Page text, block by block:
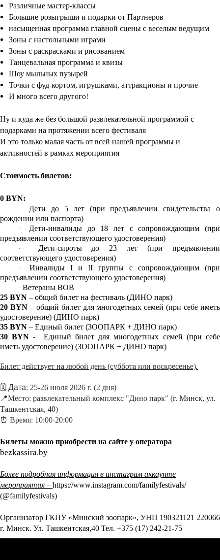
Различные мастер-классы
Большие розыгрыши и подарки от Партнеров
насыщенная программа главной сцены с веселым ведущим
Зоны с настольными играми
Зоны с раскрасками и рисованием
Танцевальная программа и квизы
Шоу мыльных пузырей
Точки с фуд-кортом, игрушками, аттракционы и прочие
И много всего другого!
Ну и куда же без большой развлекательной программой с
подарками на протяжении всего фестиваля
И это только малая часть от всей нашей программы и
активностей в рамках мероприятия
Стоимость билетов:
0 BYN:
·
Дети до 5 лет (при предъявлении свидетельства о
рождении или паспорта)
·
Дети-инвалиды до 18 лет с сопровождающим (при
предъявлении соответствующего удостоверения)
·
Дети-сироты до 23 лет (при предъявлении
соответствующего удостоверения)
·
Инвалиды I и II группы с сопровождающим (при
предъявлении соответствующего удостоверения)
· Ветераны ВОВ
25 BYN – общий билет на фестиваль (ДИНО парк)
20 BYN– общий билет для многодетных семей (при себе иметь
удостоверение) (ДИНО парк)
35 BYN – Единый билет (ЗООПАРК + ДИНО парк)
30BYN - Единый билет для многодетных семей (при себе
иметь удостоверение) (ЗООПАРК + ДИНО парк)
Билет действует на любой день (суббота или воскресенье).
🗓️ Дата: 25-26 июля 2026 г. (2 дня)
📍Место: развлекательный комплекс "Дино парк" (г. Минск, ул.
Ташкентская, 40)
⏰ Время: 10:00-20:00
Билеты можно приобрести на сайте у оператора
bezkassira.by
Более подробная информация в инстаграм аккаунте
мероприятия – https://www.instagram.com/familyfestivals/
(@familyfestivals)
Организатор ГКПУ «Минский зоопарк», УНП 190321121 220066
г. Минск. Ул. Ташкентская,40 Тел. +375 (17) 242-21-75